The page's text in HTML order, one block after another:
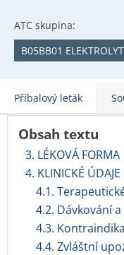
ATC skupina:
B05BB01
Příbalový leták
Obsah textu
3. LÉKOVÁ FORMA
4. KLINICKÉ ÚDAJE
4.1.
4.2. Dávkování
4.3.
4.4. Zvláštní